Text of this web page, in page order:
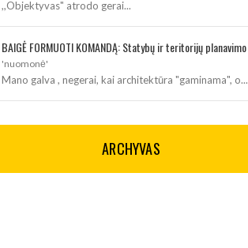
,,Objektyvas" atrodo gerai...
'nuomonė'
Mano galva , negerai, kai architektūra "gaminama", o...
ARCHYVAS